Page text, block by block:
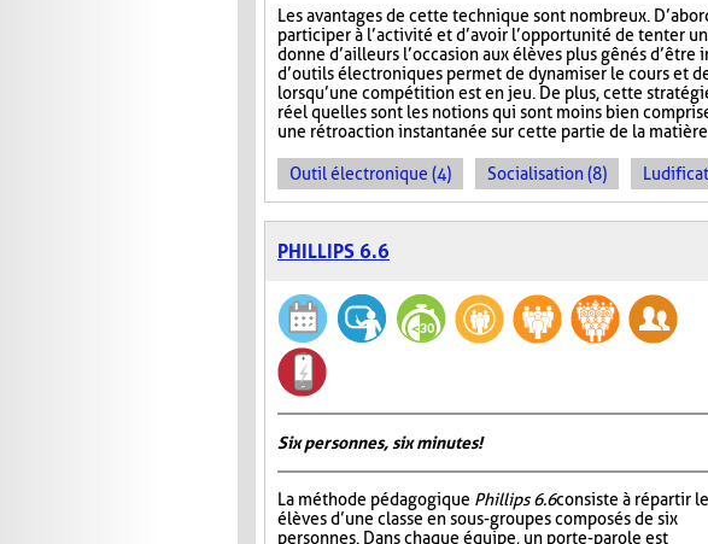
Les avantages de cette technique sont nombreux.
participer à l’activité et d’avoir l’opportunité de tenter
donne d’ailleurs l’occasion aux élèves plus gênés
d’outils électroniques permet de dynamiser le cours et
lorsqu’une compétition est en jeu. De plus, cette
réel quelles sont les notions qui sont moins bien
une rétroaction instantanée sur cette partie de la
Outil électronique (4) Socialisation (8)
PHILLIPS 6.6
Six personnes, six minutes!
La méthode pédagogique Phillips 6.6consiste à répartir
élèves d’une classe en sous-groupes composés de six
personnes. Dans chaque équipe, un porte-parole est